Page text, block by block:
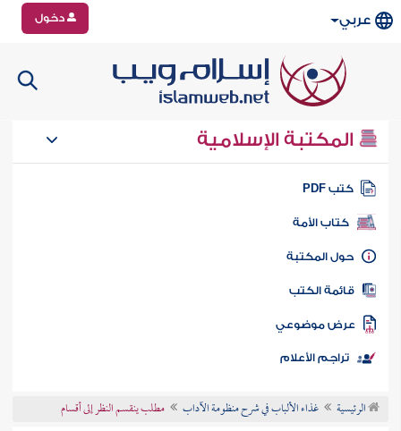
عربي دخول
المكتبة الإسلامية
كتب PDF
كتاب الأمة
المكتبة
الكتب
موضوعي
تراجم الأعلام
الرئيسية غذاء الألباب في شرح منظومة الآداب مطلب ينقسم النظر إلى أقسام